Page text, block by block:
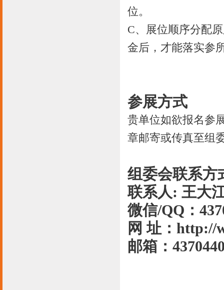
位。
C、展位顺序分配
金后，才能落实参
参展方式
贵单位如欲报名参
章邮寄或传真至组
组委会联系方
联系人: 王大
微信/QQ：
网 址：http://
邮箱：